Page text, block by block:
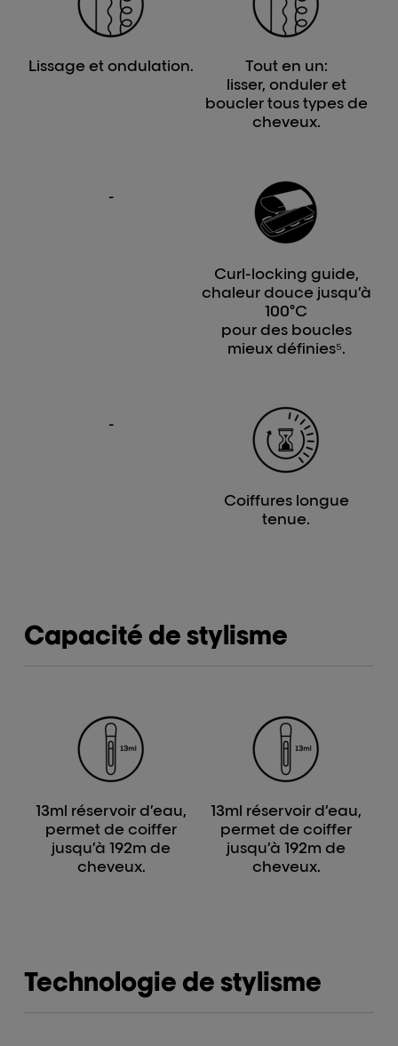
Lissage et ondulation.
Tout en un:
lisser, onduler et
boucler tous types de
cheveux.
-
Curl-locking guide,
chaleur douce jusqu’à
100°C
pour des boucles
mieux définies⁵.
-
Coiffures longue
tenue.
Capacité de stylisme
13ml réservoir d’eau,
permet de coiffer
jusqu’à 192m de
cheveux.
13ml réservoir d’eau,
permet de coiffer
jusqu’à 192m de
cheveux.
Technologie de stylisme